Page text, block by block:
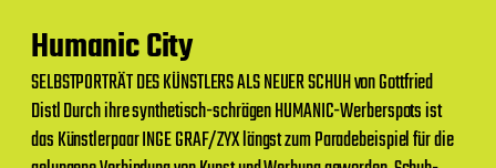
t
r
a
g
s
d
a
Humanic City
SELBSTPORTRÄT DES KÜNSTLERS ALS NEUER SCHUH von Gottfried
Distl Durch ihre synthetisch-schrägen HUMANIC-Werberspots ist
das Künstlerpaar INGE GRAF/ZYX längst zum Paradebeispiel für die